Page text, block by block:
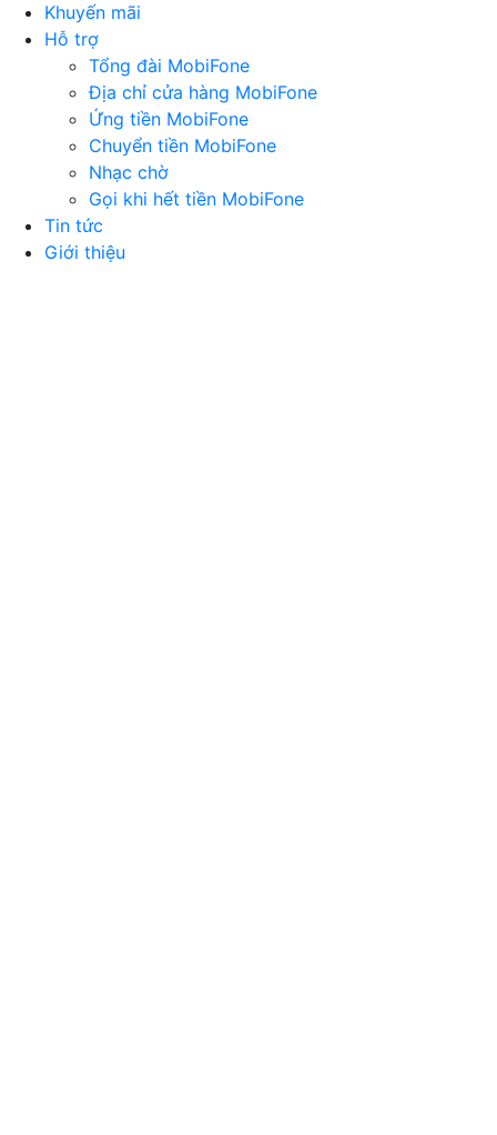
Khuyến mãi
Hỗ trợ
Tổng đài MobiFone
Địa chỉ cửa hàng MobiFone
Ứng tiền MobiFone
Chuyển tiền MobiFone
Nhạc chờ
Gọi khi hết tiền MobiFone
Tin tức
Giới thiệu